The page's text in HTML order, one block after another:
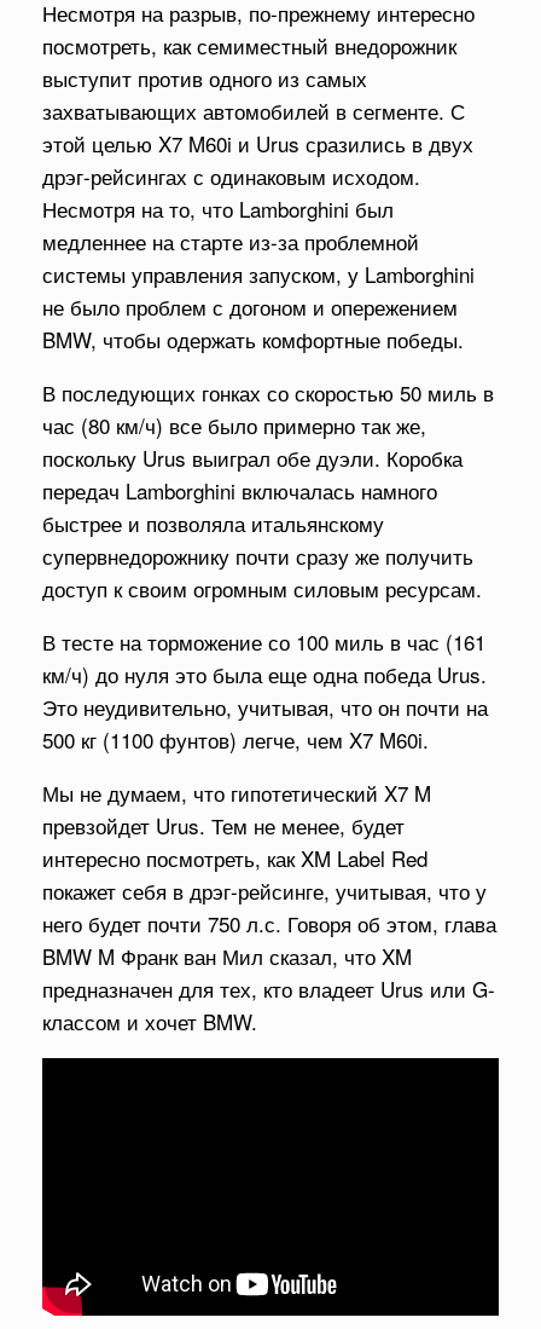
Несмотря на разрыв, по-прежнему интересно
посмотреть, как семиместный внедорожник
выступит против одного из самых
захватывающих автомобилей в сегменте. С
этой целью X7 M60i и Urus сразились в двух
дрэг-рейсингах с одинаковым исходом.
Несмотря на то, что Lamborghini был
медленнее на старте из-за проблемной
системы управления запуском, у Lamborghini
не было проблем с догоном и опережением
BMW, чтобы одержать комфортные победы.
В последующих гонках со скоростью 50 миль в
час (80 км/ч) все было примерно так же,
поскольку Urus выиграл обе дуэли. Коробка
передач Lamborghini включалась намного
быстрее и позволяла итальянскому
супервнедорожнику почти сразу же получить
доступ к своим огромным силовым ресурсам.
В тесте на торможение со 100 миль в час (161
км/ч) до нуля это была еще одна победа Urus.
Это неудивительно, учитывая, что он почти на
500 кг (1100 фунтов) легче, чем X7 M60i.
Мы не думаем, что гипотетический X7 M
превзойдет Urus. Тем не менее, будет
интересно посмотреть, как XM Label Red
покажет себя в дрэг-рейсинге, учитывая, что у
него будет почти 750 л.с. Говоря об этом, глава
BMW M Франк ван Мил сказал, что XM
предназначен для тех, кто владеет Urus или G-
классом и хочет BMW.